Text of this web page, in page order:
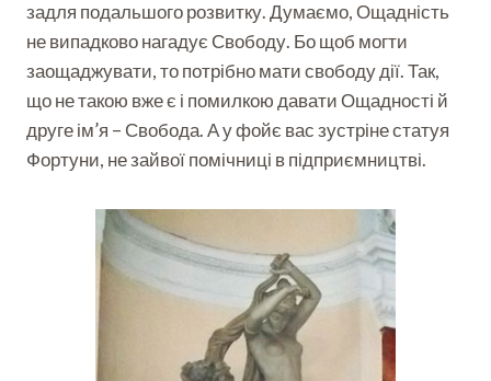
задля подальшого розвитку. Думаємо, Ощадність
не випадково нагадує Свободу. Бо щоб могти
заощаджувати, то потрібно мати свободу дії. Так,
що не такою вже є і помилкою давати Ощадності й
друге ім’я – Свобода. А у фойє вас зустріне статуя
Фортуни, не зайвої помічниці в підприємництві.